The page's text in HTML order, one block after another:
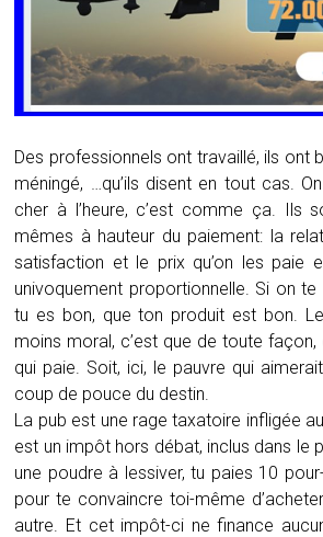
Des professionnels ont travaillé, ils ont
méningé, …qu’ils disent en tout cas.
cher à l’heure, c’est comme ça. Ils
mêmes à hauteur du paiement: la
satisfaction et le prix qu’on les paie
univoquement proportionnelle. Si on te
tu es bon, que ton produit est bon.
moins moral, c’est que de toute façon,
qui paie. Soit, ici, le pauvre qui
coup de pouce du destin.
La pub est une rage taxatoire infligée
est un impôt hors débat, inclus dans le
une poudre à lessiver, tu paies 10
pour te convaincre toi-même
autre. Et cet impôt-ci ne finance